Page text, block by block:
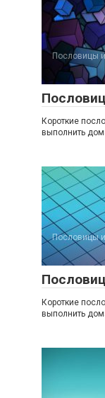
Пословицы
Короткие
выполнить
Пословицы
Короткие
выполнить